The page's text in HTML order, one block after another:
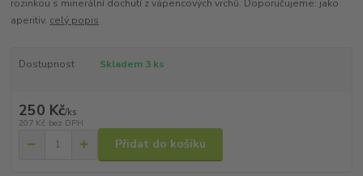
rozinkou s minerální dochutí z vápencových vrchů. Doporučujeme: jako
aperitiv. celý popis
Dostupnost Skladem 3 ks
250 Kč/ks
207 Kč bez DPH
Přidat do košíku